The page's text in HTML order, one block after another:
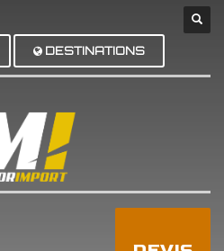
DESTINATIONS